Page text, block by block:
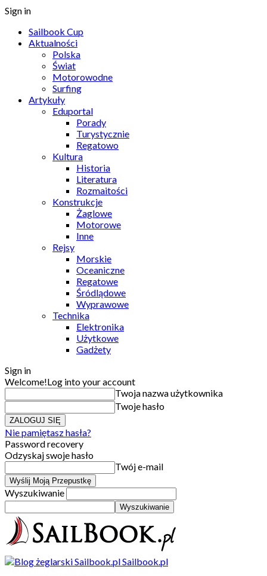
Sign in
Sailbook Cup
Aktualności
Polska
Świat
Motorowodne
Surfing
Artykuły
Eduportal
Porady
Turystycznie
Regatowo
Kultura
Historia
Literatura
Rozmaitości
Konstrukcje
Żaglowe
Motorowe
Inne
Rejsy
Morskie
Oceaniczne
Regatowe
Śródlądowe
Wyprawowe
Technika
Elektronika
Użytkowe
Gadżety
Sign in
Welcome!Log into your account
Twoja nazwa użytkownika
Twoje hasło
Nie pamiętasz hasła?
Password recovery
Odzyskaj swoje hasło
Twój e-mail
Wyszukiwanie
Sailbook.pl